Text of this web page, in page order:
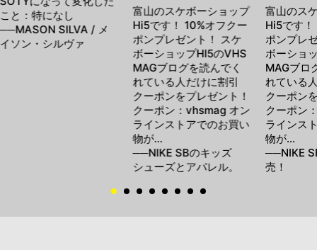
こと：特になし
──MASON SILVA / メ
イソン・シルヴァ
富山のスケボーショップ
Hi5です！ 10%オフクー
ポンプレゼント！ スケ
ボーショップHI5のVHS
MAGブログを読んでく
れている人だけに割引
クーポンをプレゼント！
クーポン：vhsmag オン
ラインストアでのお買い
物が…
──NIKE SBのキッズ
シューズとアパレル。
富山のス
Hi5です！
ポンプレ
ボーショ
MAGブロ
れている
クーポン
クーポン
ラインス
物が…
──NIKE
売！